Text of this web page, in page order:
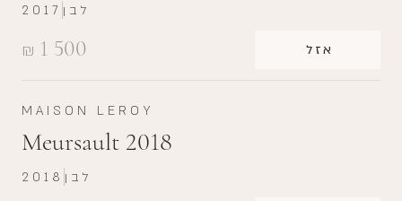
₪ 1 500 אזל
2017 לבן
MAISON LEROY
Meursault 2018
2018 לבן